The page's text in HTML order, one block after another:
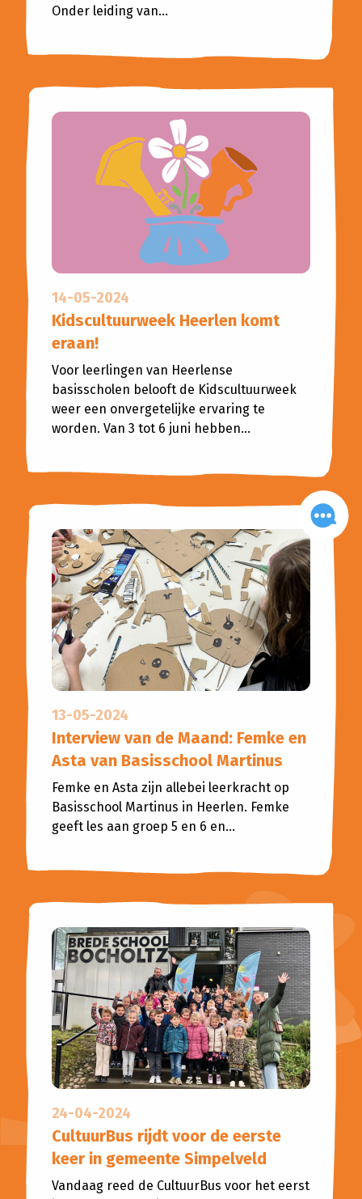
Onder leiding van...
14-05-2024
Kidscultuurweek Heerlen komt
eraan!
Voor leerlingen van Heerlense
basisscholen belooft de Kidscultuurweek
weer een onvergetelijke ervaring te
worden. Van 3 tot 6 juni hebben...
13-05-2024
Interview van de Maand: Femke en
Asta van Basisschool Martinus
Femke en Asta zijn allebei leerkracht op
Basisschool Martinus in Heerlen. Femke
geeft les aan groep 5 en 6 en...
24-04-2024
CultuurBus rijdt voor de eerste
keer in gemeente Simpelveld
Vandaag reed de CultuurBus voor het eerst